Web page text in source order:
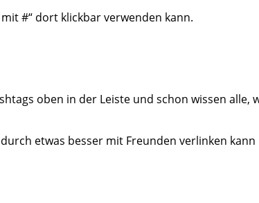
#“ dort klickbar verwenden kann.
oben in der Leiste und schon wissen alle,
etwas besser mit Freunden verlinken